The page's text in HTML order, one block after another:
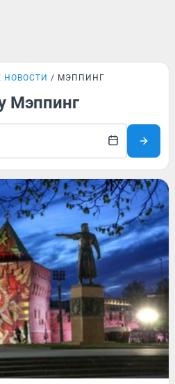
НОВОСТИ МЭППИНГ
Мэппинг